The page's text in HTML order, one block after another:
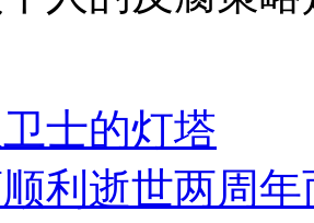
士的灯塔
利逝世两周年